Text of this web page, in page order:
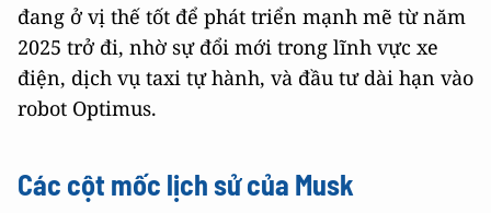
đang ở vị thế tốt để phát triển mạnh mẽ từ năm
2025 trở đi, nhờ sự đổi mới trong lĩnh vực xe
điện, dịch vụ taxi tự hành, và đầu tư dài hạn vào
robot Optimus.
Các cột mốc lịch sử của Musk